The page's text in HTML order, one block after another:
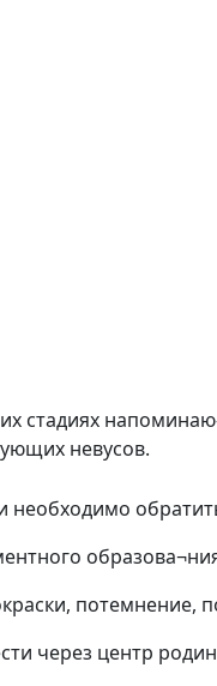
стадиях
невусов.
потемнение,
через центр